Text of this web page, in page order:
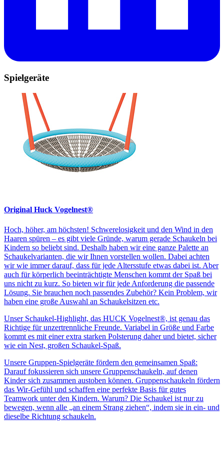
Spielgeräte
Original Huck Vogelnest®
Hoch, höher, am höchsten! Schwerelosigkeit und den Wind in den
Haaren spüren – es gibt viele Gründe, warum gerade Schaukeln bei
Kindern so beliebt sind. Deshalb haben wir eine ganze Palette an
Schaukelvarianten, die wir Ihnen vorstellen wollen. Dabei achten
wir wie immer darauf, dass für jede Altersstufe etwas dabei ist. Aber
auch für körperlich beeinträchtigte Menschen kommt der Spaß bei
uns nicht zu kurz. So bieten wir für jede Anforderung die passende
Lösung. Sie brauchen noch passendes Zubehör? Kein Problem, wir
haben eine große Auswahl an Schaukelsitzen etc.
Unser Schaukel-Highlight, das HUCK Vogelnest®, ist genau das
Richtige für unzertrennliche Freunde. Variabel in Größe und Farbe
kommt es mit einer extra starken Polsterung daher und bietet, sicher
wie ein Nest, großen Schaukel-Spaß.
Unsere Gruppen-Spielgeräte fördern den gemeinsamen Spaß:
Darauf fokussieren sich unsere Gruppenschaukeln, auf denen
Kinder sich zusammen austoben können. Gruppenschaukeln fördern
das Wir-Gefühl und schaffen eine perfekte Basis für gutes
Teamwork unter den Kindern. Warum? Die Schaukel ist nur zu
bewegen, wenn alle „an einem Strang ziehen“, indem sie in ein- und
dieselbe Richtung schaukeln.